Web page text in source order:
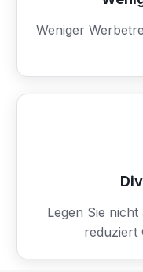
Weniger
Legen Sie
reduziert